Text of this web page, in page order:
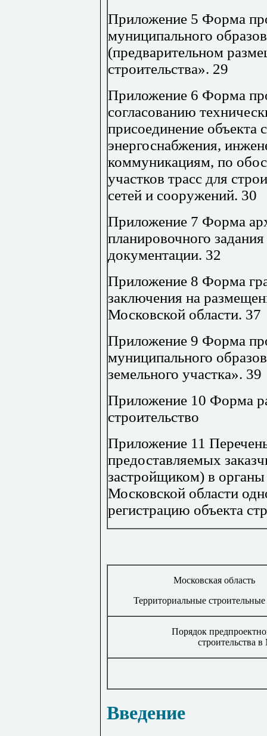
Приложение 5 Форма
муниципального
(предварительном
строительства». 29
Приложение 6 Форма
согласованию
присоединение объекта
энергоснабжения,
коммуникациям, по
участков трасс для
сетей и сооружений. 30
Приложение 7 Форма
планировочного
документации. 32
Приложение 8 Форма
заключения на
Московской области. 37
Приложение 9 Форма
муниципального
земельного участка». 39
Приложение 10 Форма
строительство
Приложение 11
предоставляемых
застройщиком) в органы
Московской области
регистрацию объекта
Московская область
Территориальные
Порядок
строительства
Введение